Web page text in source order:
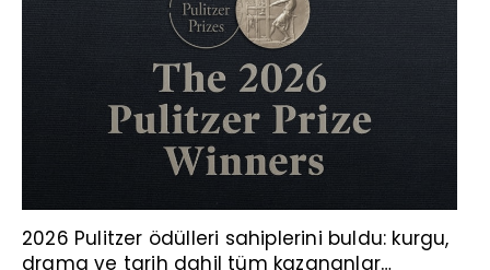
2026 Pulitzer ödülleri sahiplerini buldu: kurgu,
drama ve tarih dahil tüm kazananlar